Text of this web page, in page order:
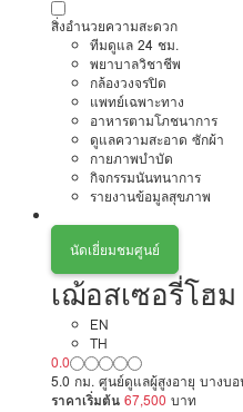
สิ่งอำนวยความสะดวก
ทีมดูแล 24 ชม.
พยาบาลวิชาชีพ
กล้องวงจรปิด
แพทย์เฉพาะทาง
อาหารตามโภชนาการ
ดูแลความสะอาด ซักผ้า
กายภาพบำบัด
กิจกรรมนันทนาการ
รายงานข้อมูลสุขภาพ
นัดเยี่ยมชมศูนย์
เฌ้อสเซอรี่โฮ
บอน
EN
TH
0.0
5.0 กม. ศูนย์ดูแลผู้สูงอายุ บางบอ
ราคาเริ่มต้น 67,500 บาท